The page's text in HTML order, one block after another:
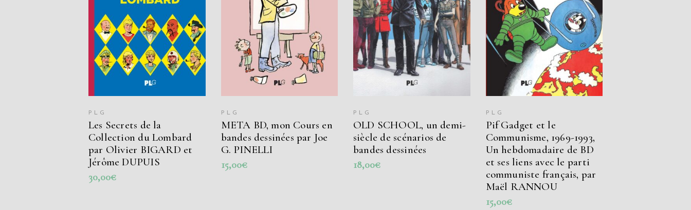
LIRE LA SUITE
PLG
Les Secrets de la
Collection du Lombard
par Olivier BIGARD et
Jérôme DUPUIS
30,00€
AJOUTER AU PANIER
PLG
META BD, mon Cours en
bandes dessinées par Joe
G. PINELLI
15,00€
AJOUTER AU PANIER
PLG
OLD SCHOOL, un demi-
siècle de scénarios de
bandes dessinées
18,00€
LIRE LA SUITE
PLG
Pif Gadget et le
Communisme, 1969-1993,
Un hebdomadaire de BD
et ses liens avec le parti
communiste français, par
Maël RANNOU
15,00€